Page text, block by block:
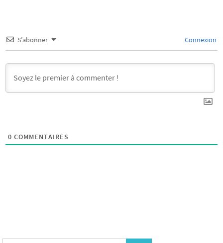
S’abonner Connexion
0 COMMENTAIRES